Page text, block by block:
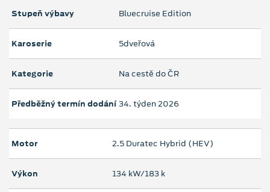
Stupeň výbavy Bluecruise Edition
Karoserie 5dveřová
Kategorie Na cestě do ČR
Předběžný termín dodání 34. týden 2026
Motor 2.5 Duratec Hybrid (HEV)
Výkon 134 kW/183 k